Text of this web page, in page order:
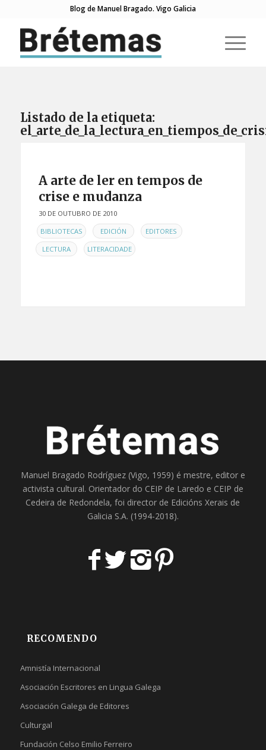
Blog de Manuel Bragado. Vigo Galicia
Listado de la etiqueta:
A arte de ler en tempos de
crise e mudanza
30 DE OUTUBRO DE 2010
ENBIBLIOTECAS , EDICIÓN , EDITORES ,
LECTURA , LITERACIDADE
Manuel Bragado Rodríguez (Vigo, 1959) é mestre, editor e
activista cultural. Orientador do CEIP de Laredo e CEIP de
Cedeira de Redondela, foi director de Edicións Xerais de
Galicia S.A. (1994-2018).
RECOMENDO
Amnistía Internacional
Asociación Escritores en Lingua Galega
Asociación Galega de Editores
Culturgal
Fundación Celso Emilio Ferreiro